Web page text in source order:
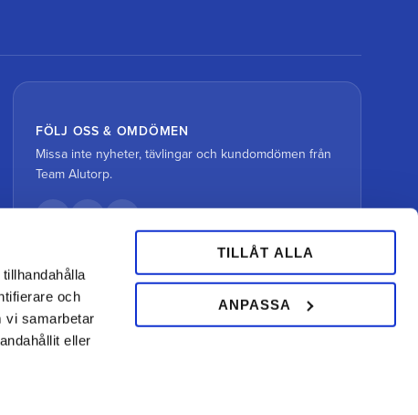
och
vi samarbetar
eller
TILLÅT ALLA
ANPASSA
FÖLJ OSS & OMDÖMEN
Missa inte nyheter, tävlingar och kundomdömen från
Team Alutorp.